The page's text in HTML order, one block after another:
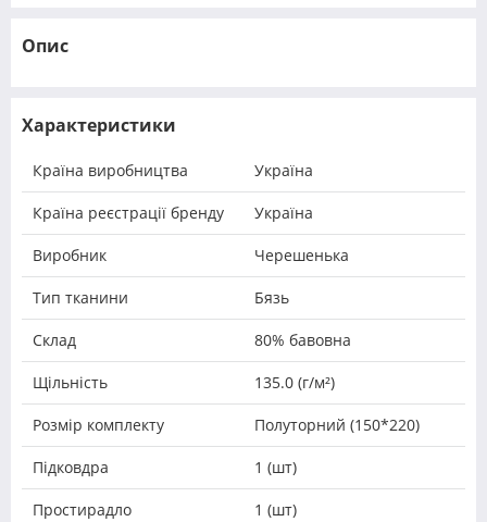
Опис
Характеристики
Країна виробництва Україна
Країна реєстрації бренду Україна
Виробник Черешенька
Тип тканини Бязь
Склад 80% бавовна
Щільність 135.0 (г/м²)
Розмір комплекту Полуторний (150*220)
Підковдра 1 (шт)
Простирадло 1 (шт)